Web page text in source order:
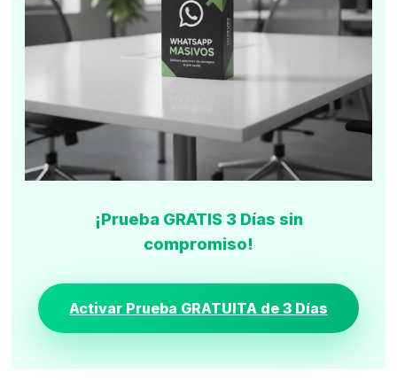
¡Prueba GRATIS 3 Días sin
compromiso!
Activar Prueba GRATUITA de 3 Días